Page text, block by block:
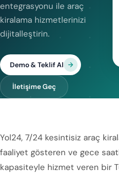
entegrasyonu ile araç
kiralama hizmetlerinizi
dijitalleştirin.
Demo & Teklif Al
İletişime Geç
Yol24, 7/24 kesintisiz araç
faaliyet gösteren ve gece
kapasiteyle hizmet veren bir